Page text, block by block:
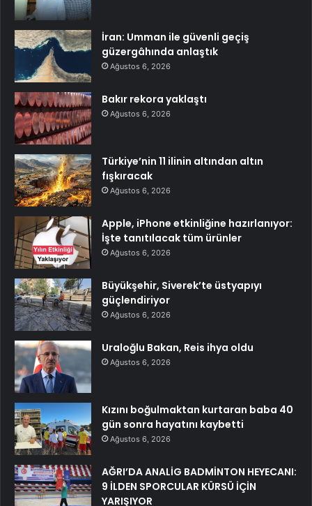
İran: Umman ile güvenli geçiş
güzergâhında anlaştık
Ağustos 6, 2026
Bakır rekora yaklaştı
Ağustos 6, 2026
Türkiye’nin 11 ilinin altından altın
fışkıracak
Ağustos 6, 2026
Apple, iPhone etkinliğine hazırlanıyor:
İşte tanıtılacak tüm ürünler
Ağustos 6, 2026
Büyükşehir, Siverek’te üstyapıyı
güçlendiriyor
Ağustos 6, 2026
Uraloğlu Bakan, Reis ihya oldu
Ağustos 6, 2026
Kızını boğulmaktan kurtaran baba 40
gün sonra hayatını kaybetti
Ağustos 6, 2026
AĞRI’DA ANALİG BADMİNTON HEYECANI:
9 İLDEN SPORCULAR KÜRSÜ İÇİN
YARIŞIYOR